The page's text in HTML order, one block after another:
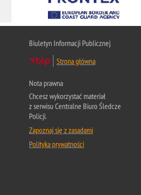
Biuletyn Informacji Publicznej
Strona główna
Nota prawna
Chcesz wykorzystać materiał
z serwisu Centralne Biuro Śledcze
Policji.
Zapoznaj się z zasadami
Polityka prywatności